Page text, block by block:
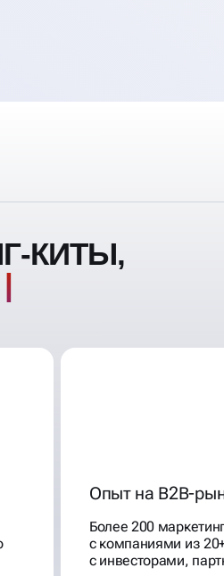
КИТЫ,
Опыт на B2B-
Более 200
с компаниями из
с инвесторами,